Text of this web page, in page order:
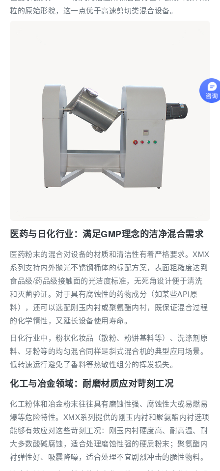
粒的原始形貌，这一点优于高速剪切类混合设备。
医药与日化行业：满足GMP理念的洁净混合需求
医药粉末的混合对设备的材质和清洁性有着严格要求。XMX
系列支持内外抛光不锈钢桶体的标配方案，表面粗糙度达到
食品级/药品级接触面的光洁度标准，无死角设计便于清洗
和灭菌验证。对于具有腐蚀性的药物成分（如某些API原
料），还可以选配刚玉内衬或聚氨酯内衬，既保证混合过程
的化学惰性，又延长设备使用寿命。
日化行业中，粉状化妆品（散粉、粉饼基料等）、洗涤剂原
料、牙粉等的均匀混合同样是斜式混合机的典型应用场景。
低转速运行避免了香料等热敏性组分的挥发损失。
化工与冶金领域：耐磨材质应对苛刻工况
化工粉体和冶金粉末往往具有磨蚀性强、腐蚀性大或易燃易
爆等危险特性。XMX系列提供的刚玉内衬和聚氨酯内衬选项
能够有效应对这些苛刻工况：刚玉内衬硬度高、耐高温、耐
大多数酸碱腐蚀，适合处理磨蚀性强的硬质粉末；聚氨酯内
衬弹性好、吸震降噪，适合处理不宜剧烈冲击的脆性物料。